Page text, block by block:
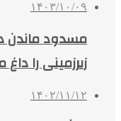
۱۴۰۳/۱۰/۰۹
مسدود ماندن
زیرزمینی را
۱۴۰۲/۱۱/۱۲